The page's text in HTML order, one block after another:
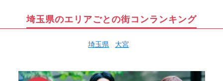
埼玉県のエリアごとの街コンランキング
埼玉県 大宮